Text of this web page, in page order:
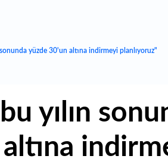
yüzde 30'un altına indirmeyi planlıyoruz"
yılın